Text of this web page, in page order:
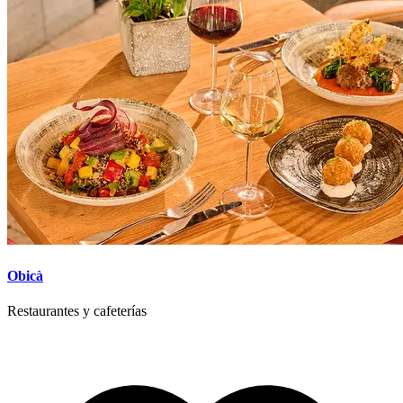
Obicà
Restaurantes y cafeterías